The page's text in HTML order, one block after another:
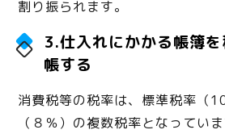
割り振られます。
3.仕入れにかかる帳簿
帳する
消費税等の税率は、標準税率（
（８％）の複数税率となってい